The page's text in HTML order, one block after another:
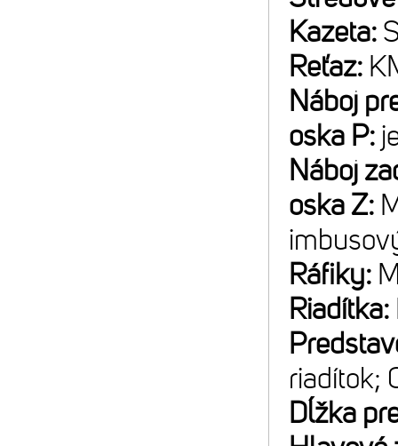
Kazeta:
Reťaz:
Náboj
oska P:
Náboj
oska Z:
Ráfiky:
Riadítka:
riadítok;
Dĺžka